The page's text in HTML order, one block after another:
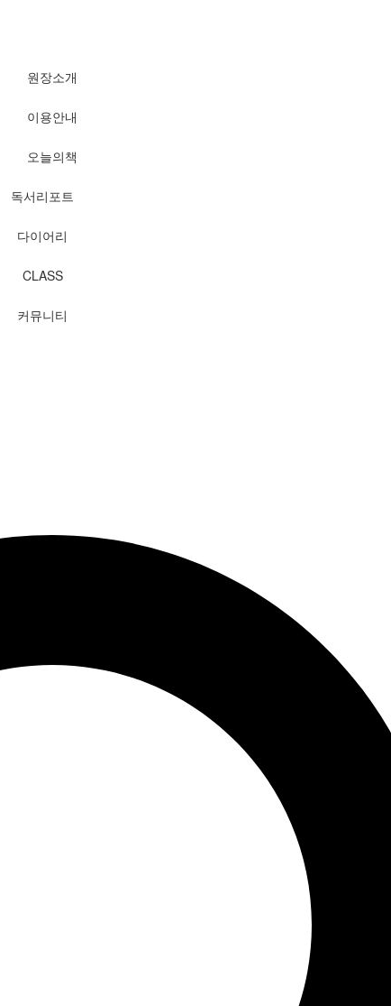
원장소개
이용안내
오늘의책
독서리포트
다이어리
CLASS
커뮤니티